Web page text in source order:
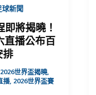
球新聞
即將揭曉！
直播公布百
排
2026世界盃揭曉
播 2026世界盃賽